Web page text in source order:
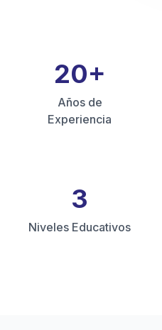
20+
Años de
Experiencia
3
Niveles Educativos